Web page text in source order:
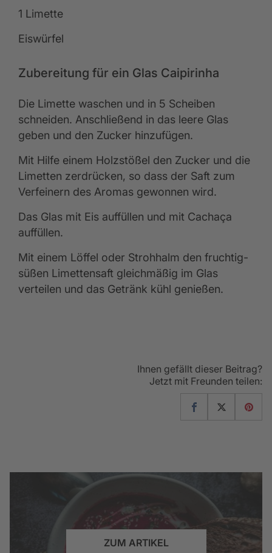
1 Limette
Eiswürfel
Zubereitung für ein Glas Caipirinha
Die Limette waschen und in 5 Scheiben
schneiden. Anschließend in das leere Glas
geben und den Zucker hinzufügen.
Mit Hilfe einem Holzstößel den Zucker und die
Limetten zerdrücken, so dass der Saft zum
Verfeinern des Aromas gewonnen wird.
Das Glas mit Eis auffüllen und mit Cachaça
auffüllen.
Mit einem Löffel oder Strohhalm den fruchtig-
süßen Limettensaft gleichmäßig im Glas
verteilen und das Getränk kühl genießen.
Ihnen gefällt dieser Beitrag?
Jetzt mit Freunden teilen:
ZUM ARTIKEL